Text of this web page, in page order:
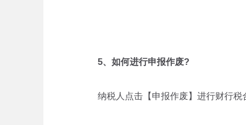
5、如何进行申报作废?
纳税人点击【申报作废】进行财行税